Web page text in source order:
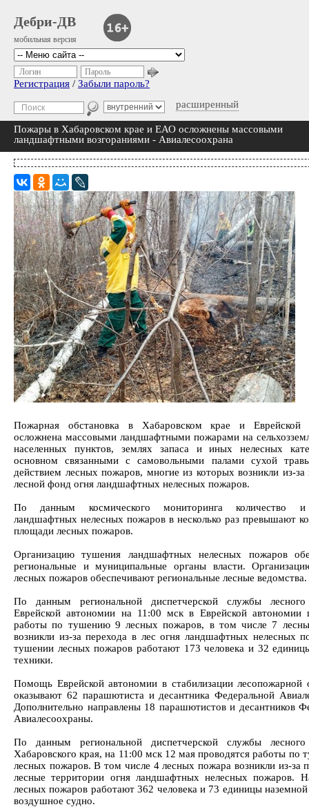
Дебри-ДВ
мобильная версия
расширенный
Логин Пароль
Регистрация / Забыли пароль?
Пожары в Хабаровском крае и ЕАО осложнены массовыми
ландшафтными возгораниями - Авиалесоохрана
Пожарная обстановка в Хабаровском крае и Еврейской
осложнена массовыми ландшафтными пожарами на
населенных пунктов, землях запаса и иных нелесных
основном связанными с самовольными палами сухой
действием лесных пожаров, многие из которых возникли из-за
лесной фонд огня ландшафтных нелесных пожаров.
По данным космического мониторинга количество
ландшафтных нелесных пожаров в несколько раз превышают
площади лесных пожаров.
Организацию тушения ландшафтных нелесных пожаров
региональные и муниципальные органы власти.
лесных пожаров обеспечивают региональные лесные ведомства.
По данным региональной диспетчерской службы лесного
Еврейской автономии на 11:00 мск в Еврейской автономии
работы по тушению 9 лесных пожаров, в том числе 7
возникли из-за перехода в лес огня ландшафтных нелесных
тушении лесных пожаров работают 173 человека и 32
техники.
Помощь Еврейской автономии в стабилизации лесопожарной
оказывают 62 парашютиста и десантника Федеральной
Дополнительно направлены 18 парашютистов и десантников
Авиалесоохраны.
По данным региональной диспетчерской службы лесного
Хабаровского края, на 11:00 мск 12 мая проводятся работы по
лесных пожаров. В том числе 4 лесных пожара возникли из-за
лесные территории огня ландшафтных нелесных пожаров.
лесных пожаров работают 362 человека и 73 единицы
воздушное судно.